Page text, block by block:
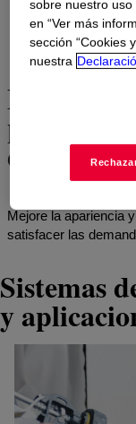
de 8 Mostrar todo
Mayor
proyectos
Mejore la apariencia
satisfacer las
Sistemas
y
sobre nuestro
en “Ver más
sección “Cookies
nuestra